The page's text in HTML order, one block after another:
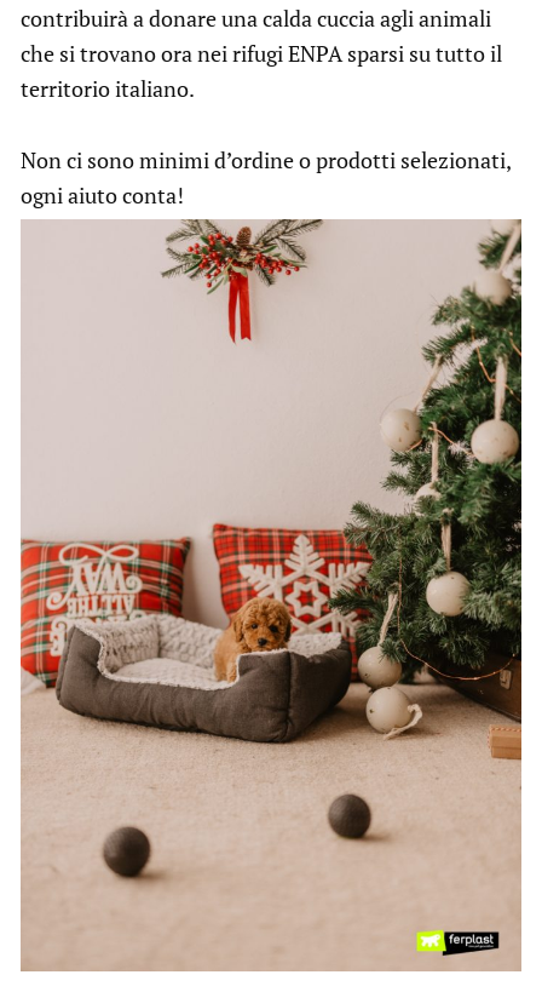
contribuirà a donare una calda cuccia agli animali
che si trovano ora nei rifugi ENPA sparsi su tutto il
territorio italiano.
Non ci sono minimi d’ordine o prodotti selezionati,
ogni aiuto conta!